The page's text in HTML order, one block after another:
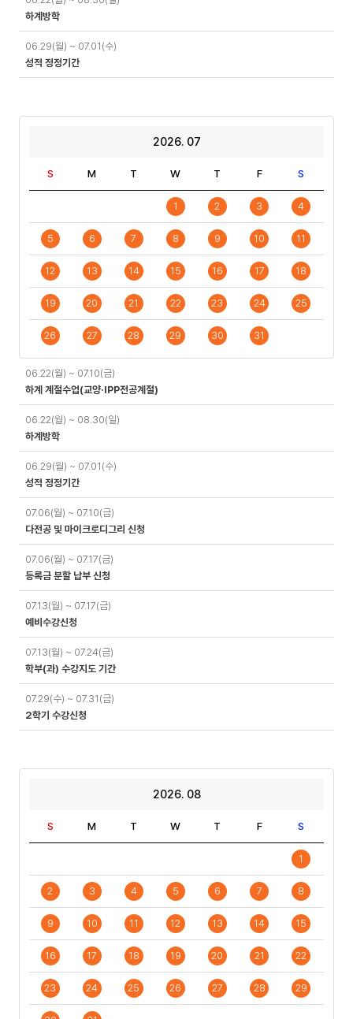
하계방학
06.29(월) ~ 07.01(수)
성적 정정기간
2026. 07
S M T W T F S
1 2 3 4
5 6 7 8 9 10 11
12 13 14 15 16 17 18
19 20 21 22 23 24 25
26 27 28 29 30 31
06.22(월) ~ 07.10(금)
하계 계절수업(교양·IPP전공계절)
06.22(월) ~ 08.30(일)
하계방학
06.29(월) ~ 07.01(수)
성적 정정기간
07.06(월) ~ 07.10(금)
다전공 및 마이크로디그리 신청
07.06(월) ~ 07.17(금)
등록금 분할 납부 신청
07.13(월) ~ 07.17(금)
예비수강신청
07.13(월) ~ 07.24(금)
학부(과) 수강지도 기간
07.29(수) ~ 07.31(금)
2학기 수강신청
2026. 08
S M T W T F S
1
2 3 4 5 6 7 8
9 10 11 12 13 14 15
16 17 18 19 20 21 22
23 24 25 26 27 28 29